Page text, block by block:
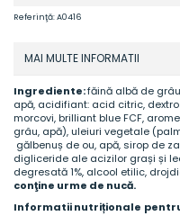
Referinţă:A0416
MAI MULTE INFORMATII
Ingrediente:făină albă de
apă, acidifiant: acid citric,
morcovi, brilliant blue FCF,
grâu, apă), uleiuri vegetale
gălbenuș de ou, apă, sirop de
digliceride ale acizilor grași și
degresată 1%, alcool etilic,
conţine urme de nucă.
Informatii nutriționale